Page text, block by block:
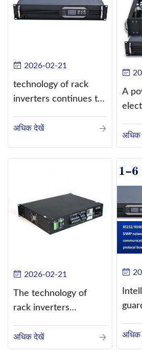
2026-02-21
technology of rack
inverters continues to
अधिक देखें
A
2026-02-21
The technology of
rack inverters
such as the use of
three-CPU control
अधिक देखें